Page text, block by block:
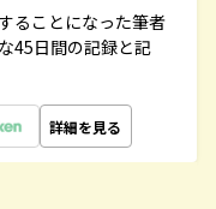
ることになった筆者
45日間の記録と記
詳細を見る